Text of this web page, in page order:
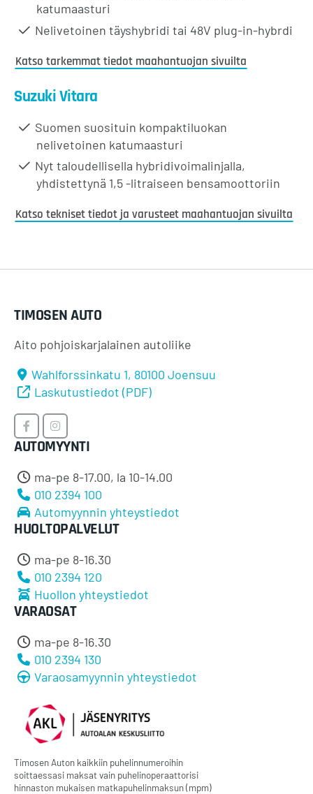
katumaasturi
Nelivetoinen täyshybridi tai 48V plug-in-hybrdi
Katso tarkemmat tiedot maahantuojan sivuilta
Suzuki Vitara
Suomen suosituin kompaktiluokan
nelivetoinen katumaasturi
Nyt taloudellisella hybridivoimalinjalla,
yhdistettynä 1,5 -litraiseen bensamoottoriin
Katso tekniset tiedot ja varusteet maahantuojan sivuilta
TIMOSEN AUTO
Aito pohjoiskarjalainen autoliike
Wahlforssinkatu 1, 80100 Joensuu
Laskutustiedot (PDF)
Timosen
Auto
Facebookissa
Timosen
Auto
AUTOMYYNTI
ma-pe 8-17.00, la 10-14.00
010 2394 100
Automyynnin yhteystiedot
HUOLTOPALVELUT
ma-pe 8-16.30
010 2394 120
Huollon yhteystiedot
VARAOSAT
ma-pe 8-16.30
010 2394 130
Varaosamyynnin yhteystiedot
Timosen Auton kaikkiin puhelinnumeroihin
soittaessasi maksat vain puhelinoperaattorisi
hinnaston mukaisen matkapuhelinmaksun (mpm)